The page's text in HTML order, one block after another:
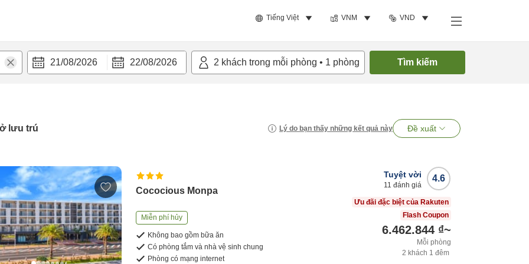
Tiếng Việt VNM VND
21/08/2026 22/08/2026 2 khách trong mỗi phòng • 1 phòng Tìm kiếm
lưu trú Lý do bạn thấy những kết quả này Đề xuất
Cococious Monpa
Miễn phí hủy
Không bao gồm bữa ăn
Có phòng tắm và nhà vệ sinh chung
Phòng có mạng internet
4.6
Tuyệt vời
11 đánh giá
Ưu đãi đặc biệt của Rakuten
Flash Coupon
6.462.844 ₫~
Mỗi phòng
2 khách 1 đêm